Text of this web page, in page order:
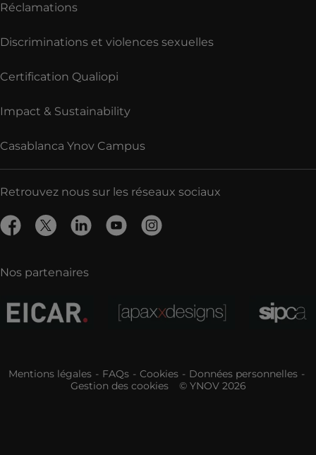
Réclamations
Discriminations et violences sexuelles
Certification Qualiopi
Impact & Sustainability
Casablanca Ynov Campus
Retrouvez nous sur les réseaux sociaux
Nos partenaires
Mentions légales FAQs Cookies
Données personnelles
Gestion des cookies
© YNOV 2026